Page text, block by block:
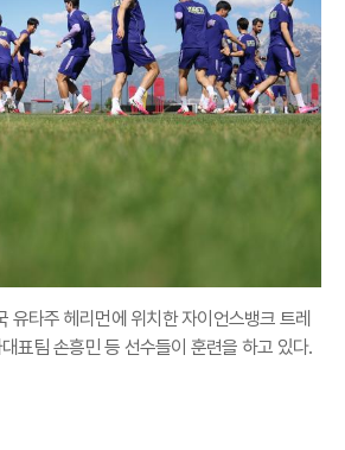
유타주 헤리먼에 위치한 자이언스뱅크 트레
표팀 손흥민 등 선수들이 훈련을 하고 있다.